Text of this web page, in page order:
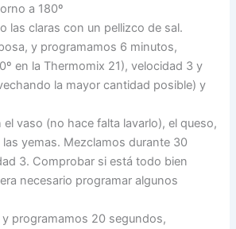
a 180º
las claras con un pellizco de sal.
y programamos 6 minutos,
en la Thermomix 21), velocidad 3 y
la mayor cantidad posible) y
vaso (no hace falta lavarlo), el queso,
yemas. Mezclamos durante 30
3. Comprobar si está todo bien
necesario programar algunos
programamos 20 segundos,